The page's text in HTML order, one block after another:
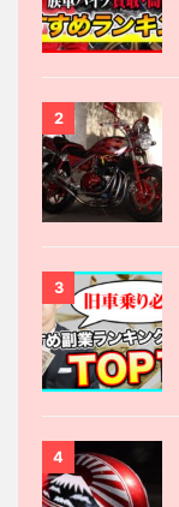
2
3
4